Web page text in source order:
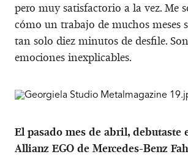
pero muy satisfactorio a la vez. Me
cómo un trabajo de muchos meses
tan solo diez minutos de desfile.
emociones inexplicables.
El pasado mes de abril, debutaste
Allianz EGO de Mercedes-Benz